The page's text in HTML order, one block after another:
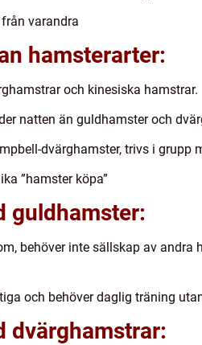
varandra
hamsterarter:
och kinesiska hamstrar.
natten än guldhamster och
dvärghamster, trivs i grupp
”hamster köpa”
guldhamster:
behöver inte sällskap av
och behöver daglig träning
dvärghamstrar: